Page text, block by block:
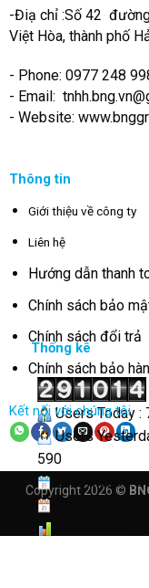
-Điạ chỉ :Số 42
Việt Hòa, thành phố
- Phone: 0977 248
- Email:
- Website:
Thông tin
Giới thiệu về công ty
Liên hệ
Hướng dẫn thanh
Chính sách bảo
Chính sách đổi trả
Chính sách bảo
Kết nối với chúng tôi
Thống kê
Users Today :
Users
590
This Month :
Copyright 2026 ©